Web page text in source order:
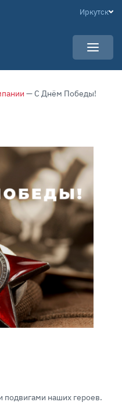
Иркутск
— С Днём Победы!
наших героев.